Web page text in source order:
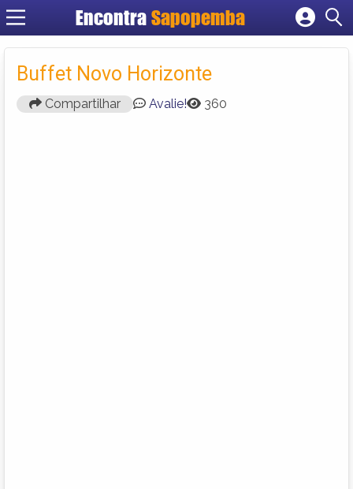
Encontra Sapopemba
Cadastrar empresa
Criar conta
Buffet Novo Horizonte
Compartilhar Avalie! 360